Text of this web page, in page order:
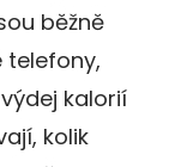
běžně
telefony,
kalorií
kolik